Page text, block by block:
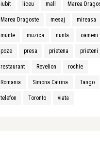
iubit liceu mall Marea
Marea Dragoste mesaj mireasa
munte muzica nunta oameni
poze presa prietena prieteni
restaurant Revelion rochie
Romania Simona Catrina Tango
telefon Toronto viata